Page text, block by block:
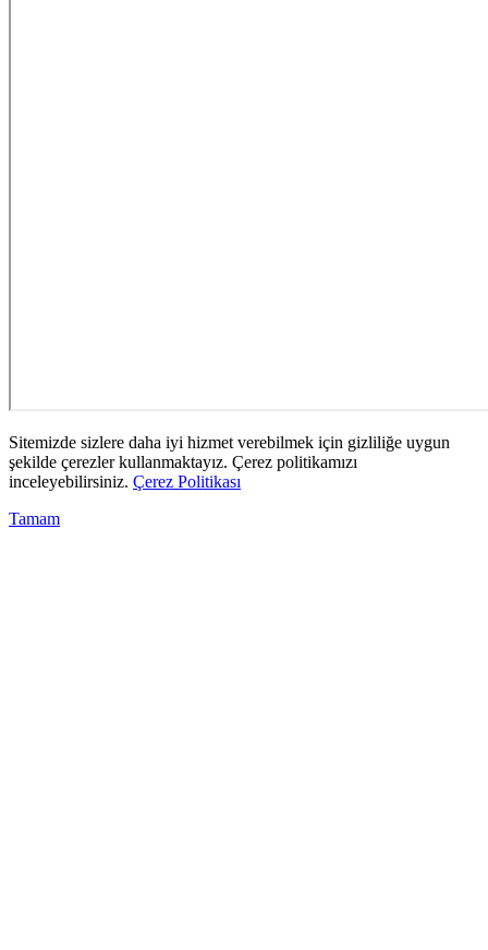
Sitemizde sizlere daha iyi hizmet verebilmek için gizliliğe uygun
şekilde çerezler kullanmaktayız. Çerez politikamızı
inceleyebilirsiniz. Çerez Politikası
Tamam